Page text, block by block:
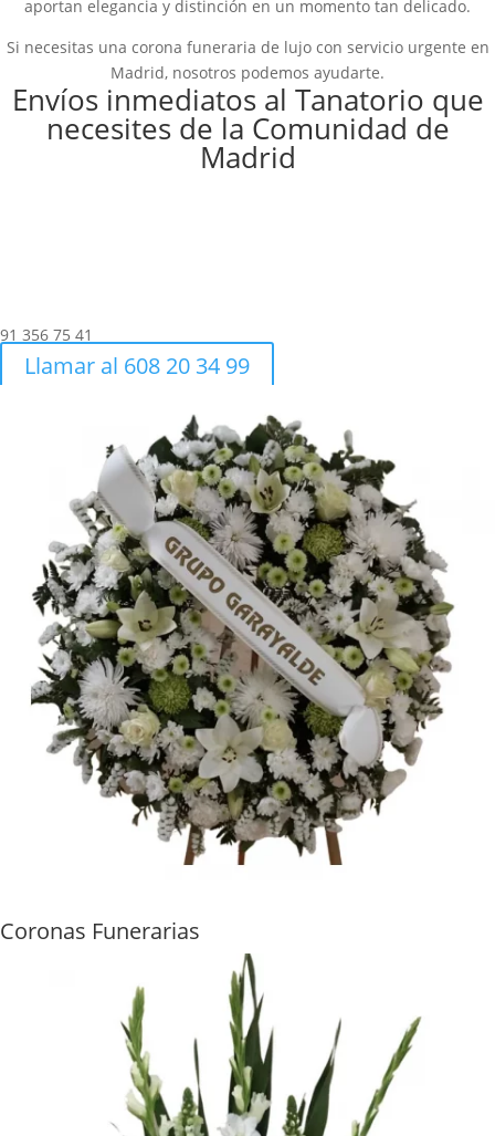
aportan elegancia y distinción en un momento tan delicado.
Si necesitas una corona funeraria de lujo con servicio urgente en
Madrid, nosotros podemos ayudarte.
Envíos inmediatos al Tanatorio que
necesites de la Comunidad de
Madrid
91 356 75 41
Llamar al 608 20 34 99
Coronas Funerarias